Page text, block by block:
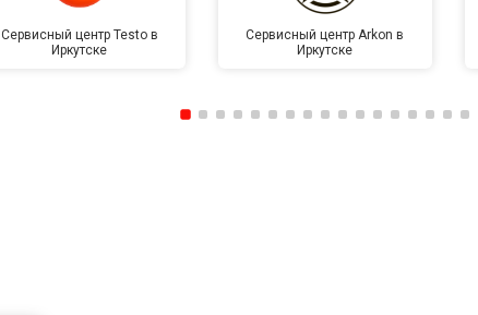
Сервисный центр Testo в
Иркутске
Сервисный центр Arkon в
Иркутске